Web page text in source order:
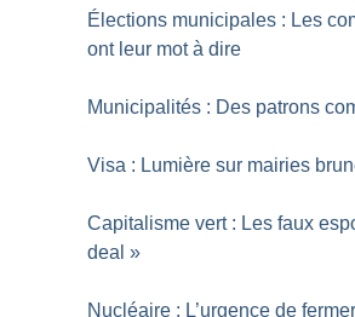
Élections municipales : Les
ont leur mot à dire
Municipalités : Des patrons
Visa : Lumière sur mairies
Capitalisme vert : Les faux
deal »
Nucléaire : L’urgence de